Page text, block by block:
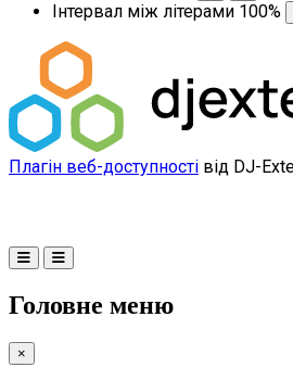
Інтервал між літерами 100%
Плагін веб-доступності від DJ-
Головне меню
×